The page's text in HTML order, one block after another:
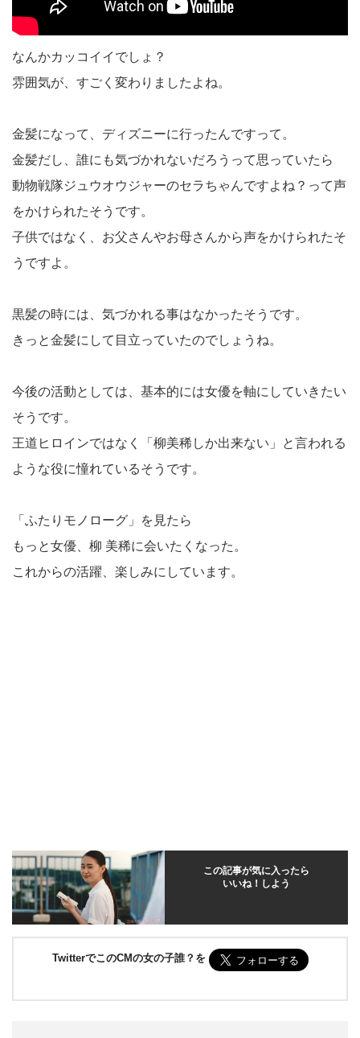
なんかカッコイイでしょ？
雰囲気が、すごく変わりましたよね。
金髪になって、ディズニーに行ったんですって。
金髪だし、誰にも気づかれないだろうって思っていたら
動物戦隊ジュウオウジャーのセラちゃんですよね？って声
をかけられたそうです。
子供ではなく、お父さんやお母さんから声をかけられたそ
うですよ。
黒髪の時には、気づかれる事はなかったそうです。
きっと金髪にして目立っていたのでしょうね。
今後の活動としては、基本的には女優を軸にしていきたい
そうです。
王道ヒロインではなく「柳美稀しか出来ない」と言われる
ような役に憧れているそうです。
「ふたりモノローグ」を見たら
もっと女優、柳 美稀に会いたくなった。
これからの活躍、楽しみにしています。
この記事が気に入ったら
いいね！しよう
TwitterでこのCMの女の子誰？を